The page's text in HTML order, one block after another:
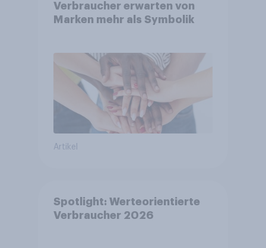
Verbraucher erwarten von
Marken mehr als Symbolik
Artikel
Spotlight: Werteorientierte
Verbraucher 2026